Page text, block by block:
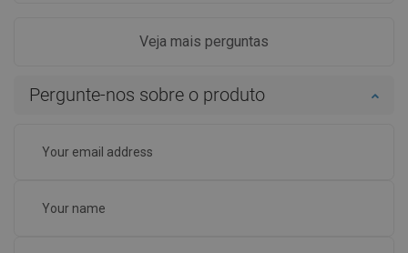
Veja mais perguntas
Pergunte-nos sobre o produto